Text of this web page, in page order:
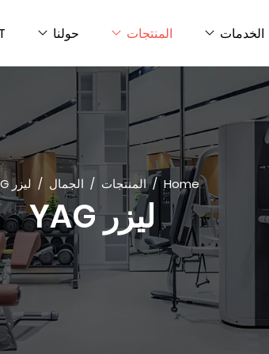
الخدمات المنتجات حولنا
Home المنتجات الجمال ليزر YAG
ليزر YAG